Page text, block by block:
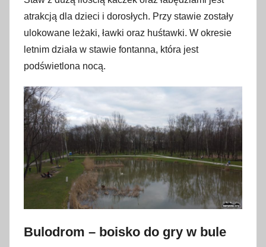
atrakcją dla dzieci i dorosłych. Przy stawie zostały
ulokowane leżaki, ławki oraz huśtawki. W okresie
letnim działa w stawie fontanna, która jest
podświetlona nocą.
Bulodrom – boisko do gry w bule